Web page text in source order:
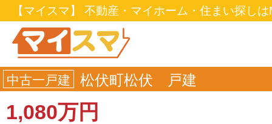
【マイスマ】 不動産・マイホーム・住まい探し
中古一戸建 松伏町松伏 戸建
1,080万円